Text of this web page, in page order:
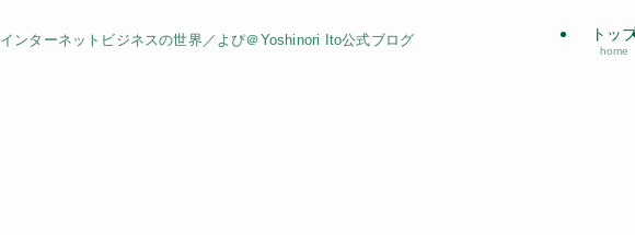
インターネットビジネスの世界／よぴ＠Yoshinori Ito公式ブログ トッ
home